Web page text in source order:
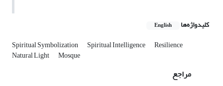
کلیدواژه‌ها English
Spiritual Symbolization Spiritual Intelligence Resilience
Natural Light Mosque
مراجع